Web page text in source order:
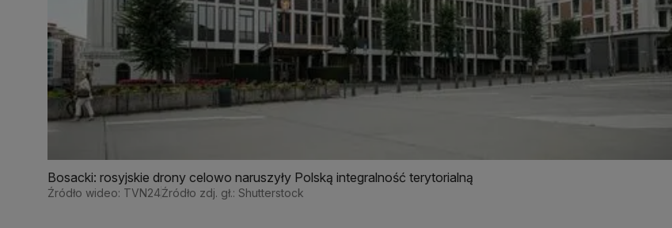
Bosacki: rosyjskie drony celowo naruszyły Polską integralność terytorialną
Źródło wideo: TVN24Źródło zdj. gł.: Shutterstock